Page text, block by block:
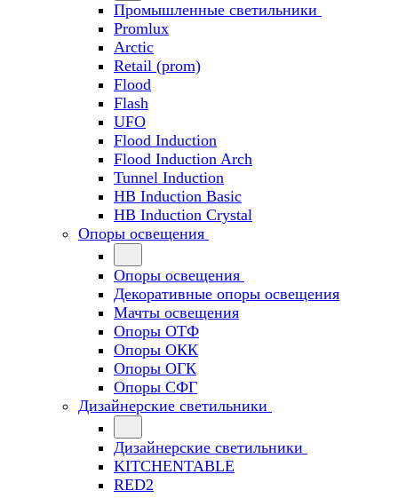
Промышленные светильники
Promlux
Arctic
Retail (prom)
Flood
Flash
UFO
Flood Induction
Flood Induction Arch
Tunnel Induction
HB Induction Basic
HB Induction Crystal
Опоры освещения
Опоры освещения
Декоративные опоры освещения
Мачты освещения
Опоры ОТФ
Опоры ОКК
Опоры ОГК
Опоры СФГ
Дизайнерские светильники
Дизайнерские светильники
KITCHENTABLE
RED2